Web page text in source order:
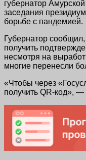
губернатор
заседания
борьбе с пандемией.
Губернатор
получить
несмотря на
многие перенесли
«Чтобы через
получить QR-код», —